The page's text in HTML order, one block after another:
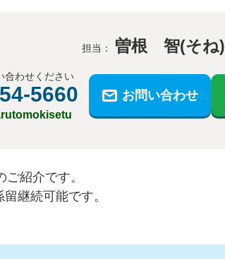
担当： 曽根 智(そね)
合わせください
5660 お問い合わせ
紹介です。
継続可能です。